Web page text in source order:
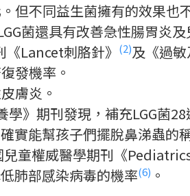
但不同益生菌擁有的效果
菌還具有改善急性腸胃炎
Lancet刺胳針》 (2)及《過敏
發機率。
膚炎。
學》期刊發現，補充LGG菌
實能幫孩子們擺脫鼻涕蟲的
童權威醫學期刊《
低肺部感染病毒的機率(6) 。